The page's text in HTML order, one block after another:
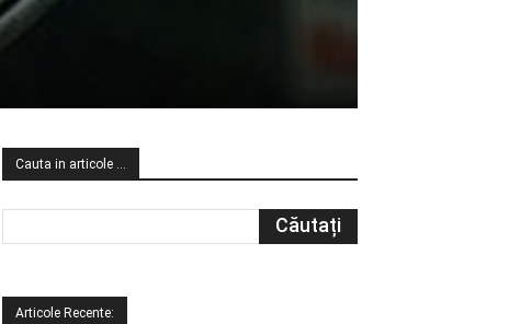
Cauta in articole …
Articole Recente: